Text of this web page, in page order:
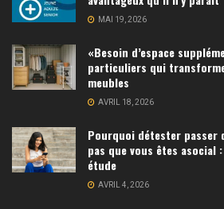
MAI 19, 2026
«Besoin d’espace
particuliers qui
meubles
AVRIL 18, 2026
Pourquoi détester passer
pas que vous êtes asocial
étude
AVRIL 4, 2026